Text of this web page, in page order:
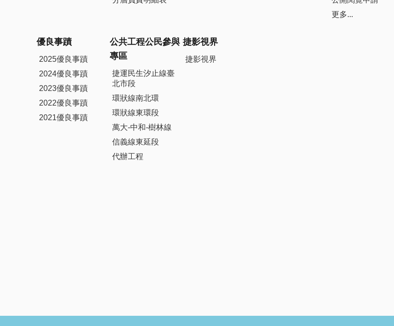
更多...
優良事蹟
2025優良事蹟
2024優良事蹟
2023優良事蹟
2022優良事蹟
2021優良事蹟
公共工程公民參與
專區
捷運民生汐止線臺
北市段
環狀線南北環
環狀線東環段
萬大-中和-樹林線
信義線東延段
代辦工程
捷影視界
捷影視界